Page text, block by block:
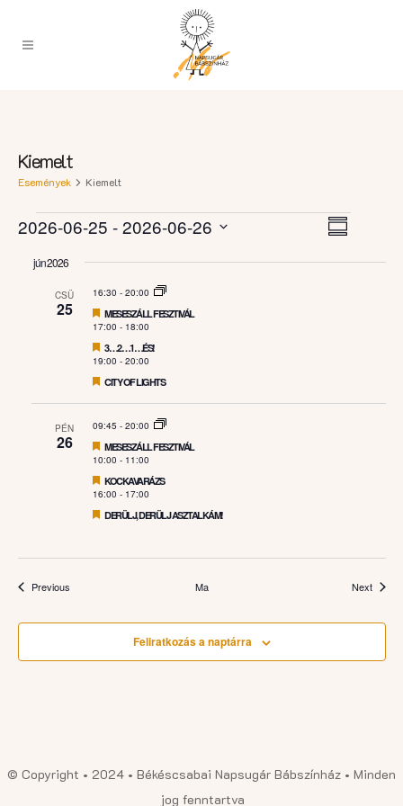
Kiemelt
Események Kiemelt
Események
Navigációs
Esemény
nézet
Summary
2026-06-25 - 2026-06-26
date.
jún 2026
CSÜ
25
16:30 - 20:00
Featured
MESESZÁLL FESZTIVÁL
17:00 - 18:00
Featured
3…2…1…ÉS!
19:00 - 20:00
Featured
CITY OF LIGHTS
PÉN
26
09:45 - 20:00
Featured
MESESZÁLL FESZTIVÁL
10:00 - 11:00
Featured
KOCKAVARÁZS
16:00 - 17:00
Featured
DERÜLJ, DERÜLJ ASZTALKÁM!
PreviousEsemények Ma Next
Feliratkozás a naptárra
© Copyright • 2024 • Békéscsabai Napsugár Bábszínház • Minden
jog fenntartva